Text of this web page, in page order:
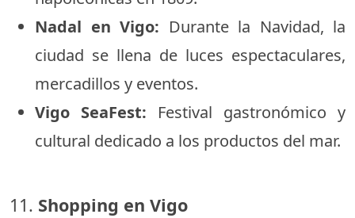
Nadal en Vigo: Durante la Navidad, la
ciudad se llena de luces espectaculares,
mercadillos y eventos.
Vigo SeaFest: Festival gastronómico y
cultural dedicado a los productos del mar.
11. Shopping en Vigo